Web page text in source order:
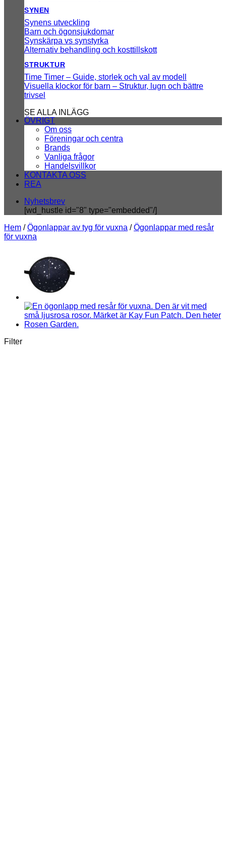
SYNEN
Synens utveckling
Barn och ögonsjukdomar
Synskärpa vs synstyrka
Alternativ behandling och kosttillskott
STRUKTUR
Time Timer – Guide, storlek och val av modell
Visuella klockor för barn – Struktur, lugn och bättre
trivsel
SE ALLA INLÄGG
ÖVRIGT
Om oss
Föreningar och centra
Brands
Vanliga frågor
Handelsvillkor
KONTAKTA OSS
REA
Nyhetsbrev
[wd_hustle id="8" type="embedded"/]
Hem / Ögonlappar av tyg för vuxna / Ögonlappar med resår
för vuxna
Filter